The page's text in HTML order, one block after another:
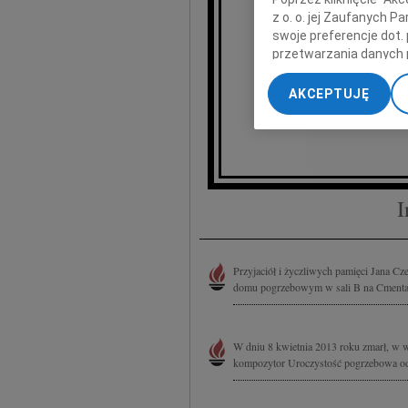
Przyjaciół i życzliwych pamięci Jana
domu pogrzebowym w sali B na
W dniu 8 kwietnia 2013 roku zmarł, w
kompozytor Uroczystość pogrzebowa
z o. o. jej Zaufanych
swoje preferencje dot.
przetwarzania danych
„Ustawienia
My, nasi Zaufani
dokładnych danych
Przechowywanie
AKCEPTUJĘ